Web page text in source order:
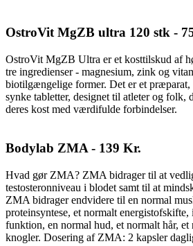
OstroVit MgZB ultra 120 stk -
OstroVit MgZB Ultra er et kosttilskud af
tre ingredienser - magnesium, zink og
biotilgængelige former. Det er et præparat,
synke tabletter, designet til atleter og folk,
deres kost med værdifulde forbindelser.
Bodylab ZMA - 139 Kr.
Hvad gør ZMA? ZMA bidrager til at
testosteronniveau i blodet samt til at
ZMA bidrager endvidere til en normal
proteinsyntese, et normalt energistofskifte,
funktion, en normal hud, et normalt hår, et
knogler. Dosering af ZMA: 2 kapsler